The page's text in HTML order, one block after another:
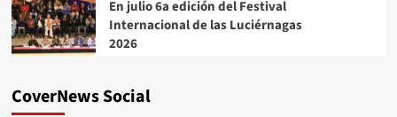
En julio 6a edición del Festival
Internacional de las Luciérnagas
2026
CoverNews Social